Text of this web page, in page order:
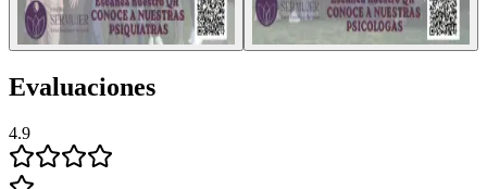
Evaluaciones
4.9